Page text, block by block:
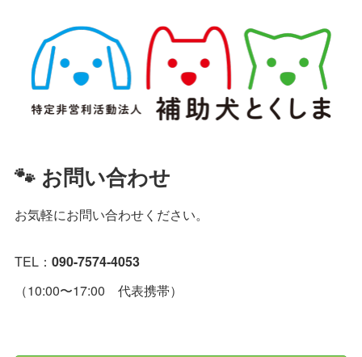
🐾 お問い合わせ
お気軽にお問い合わせください。
TEL：090-7574-4053
（10:00〜17:00 代表携帯）